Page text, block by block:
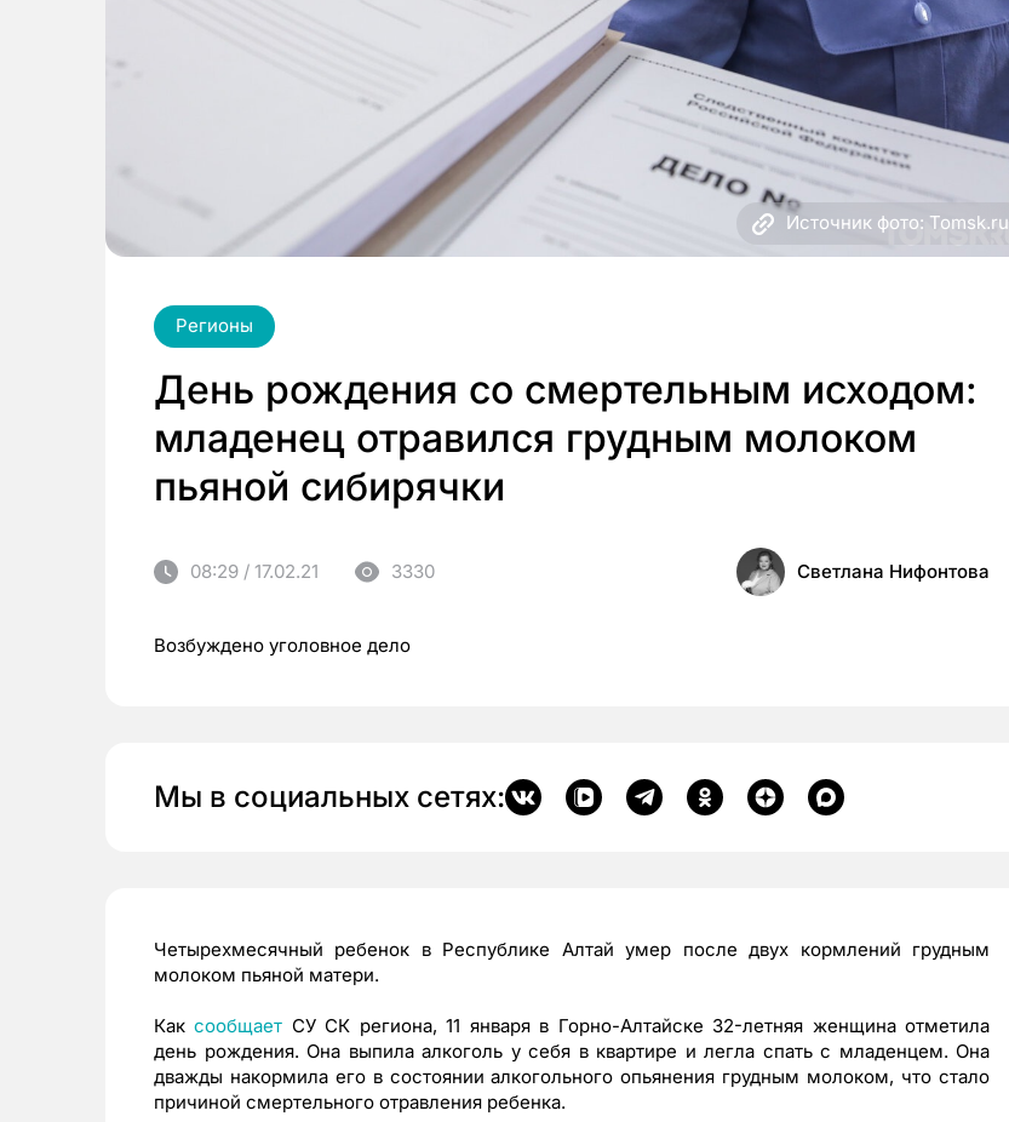
Источник фото: Tomsk.ru
Регионы
День рождения со смертельным исходом:
младенец отравился грудным молоком
пьяной сибирячки
08:29 / 17.02.21 3330 Светлана Нифонтова
Возбуждено уголовное дело
Мы в социальных сетях:
Четырехмесячный ребенок в Республике Алтай умер после двух кормлений грудным
молоком пьяной матери.
Каксообщает СУ СК региона, 11 января в Горно-Алтайске 32-летняя женщина отметила
день рождения. Она выпила алкоголь у себя в квартире и легла спать с младенцем. Она
дважды накормила его в состоянии алкогольного опьянения грудным молоком, что стало
причиной смертельного отравления ребенка.